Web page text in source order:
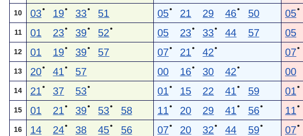
10 03● 19● 33● 51 05● 21 29 46● 50 05●
11 01 23● 39● 52 ● 05 23● 33● 44 57 05
12 01 19● 39● 57 07● 21 ● 42 ● 07●
13 20● 41 ● 57 00 16● 30 42 ● 00
14 21 ● 37 53● 01 ● 15 22 41 ● 59 01 ●
15 01 21 ● 39● 53● 58 11 ● 20 29 41 ● 56 ● 11 ●
16 14 24● 38 45● 56 07● 20 32 ● 44 59 ● 07●